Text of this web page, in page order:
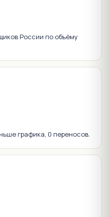
России по объёму
графика, 0 переносов.